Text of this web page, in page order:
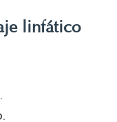
linfático